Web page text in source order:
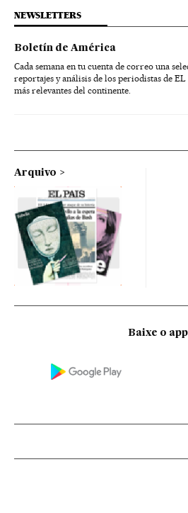
NEWSLETTERS
Boletín de América
Cada semana en tu cuenta de correo una
reportajes y análisis de los periodistas de
más relevantes del continente.
Arquivo
Baixe o app